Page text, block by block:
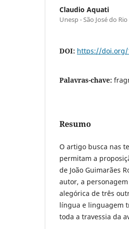
Claudio Aquati
Unesp - São José do
DOI: https://doi.org/
Palavras-chave:
Resumo
O artigo busca nas
permitam a
de João Guimarães
autor, a
alegórica de três
língua e linguagem
toda a travessia da